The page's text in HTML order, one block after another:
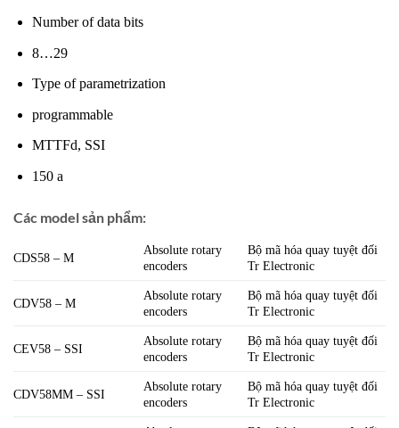
Number of data bits
8…29
Type of parametrization
programmable
MTTFd, SSI
150 a
Các model sản phẩm:
CDS58 – M
Absolute rotary
encoders
Bộ mã hóa quay tuyệt đối
Tr Electronic
CDV58 – M
Absolute rotary
encoders
Bộ mã hóa quay tuyệt đối
Tr Electronic
CEV58 – SSI
Absolute rotary
encoders
Bộ mã hóa quay tuyệt đối
Tr Electronic
CDV58MM – SSI
Absolute rotary
encoders
Bộ mã hóa quay tuyệt đối
Tr Electronic